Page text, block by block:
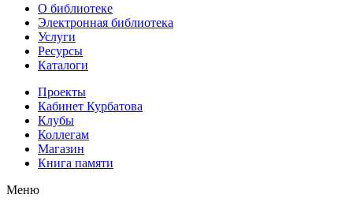
О библиотеке
Электронная библиотека
Услуги
Ресурсы
Каталоги
Проекты
Кабинет Курбатова
Клубы
Коллегам
Магазин
Книга памяти
Меню